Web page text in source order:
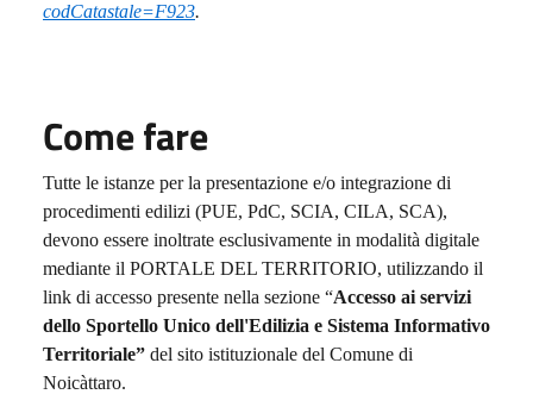
codCatastale=F923.
Come fare
Tutte le istanze per la presentazione e/o integrazione di
procedimenti edilizi (PUE, PdC, SCIA, CILA, SCA),
devono essere inoltrate esclusivamente in modalità digitale
mediante il PORTALE DEL TERRITORIO, utilizzando il
link di accesso presente nella sezione “Accesso ai servizi
dello Sportello Unico dell'Edilizia e Sistema Informativo
Territoriale” del sito istituzionale del Comune di
Noicàttaro.